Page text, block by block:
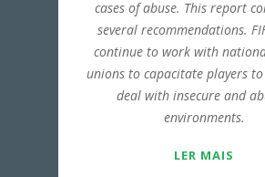
cases of abuse. This report
several recommendations.
continue to work with
unions to capacitate players
deal with insecure and
environments.
LER MAIS